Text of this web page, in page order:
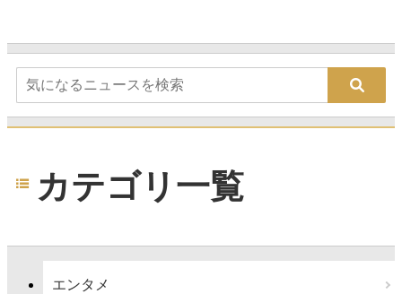
カテゴリ一覧
エンタメ